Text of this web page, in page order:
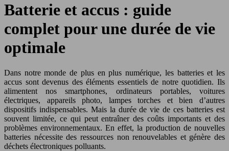
Batterie et accus : guide
complet pour une durée de vie
optimale
Dans notre monde de plus en plus numérique, les batteries et les
accus sont devenus des éléments essentiels de notre quotidien. Ils
alimentent nos smartphones, ordinateurs portables, voitures
électriques, appareils photo, lampes torches et bien d’autres
dispositifs indispensables. Mais la durée de vie de ces batteries est
souvent limitée, ce qui peut entraîner des coûts importants et des
problèmes environnementaux. En effet, la production de nouvelles
batteries nécessite des ressources non renouvelables et génère des
déchets électroniques polluants.